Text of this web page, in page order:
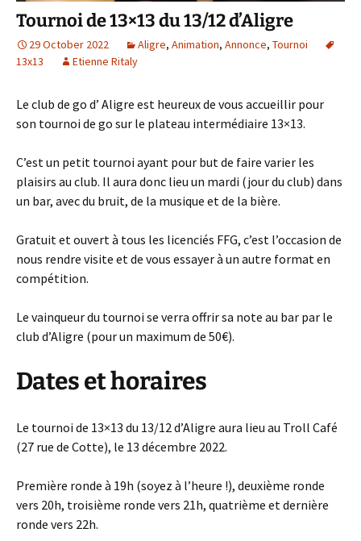
Tournoi de 13×13 du 13/12 d’Aligre
29 October 2022 Aligre, Animation, Annonce, Tournoi
13x13
Etienne Ritaly
Le club de go d’ Aligre est heureux de vous accueillir pour
son tournoi de go sur le plateau intermédiaire 13×13.
C’est un petit tournoi ayant pour but de faire varier les
plaisirs au club. Il aura donc lieu un mardi (jour du club) dans
un bar, avec du bruit, de la musique et de la bière.
Gratuit et ouvert à tous les licenciés FFG, c’est l’occasion de
nous rendre visite et de vous essayer à un autre format en
compétition.
Le vainqueur du tournoi se verra offrir sa note au bar par le
club d’Aligre (pour un maximum de 50€).
Dates et horaires
Le tournoi de 13×13 du 13/12 d’Aligre aura lieu au Troll Café
(27 rue de Cotte), le 13 décembre 2022.
Première ronde à 19h (soyez à l’heure !), deuxième ronde
vers 20h, troisième ronde vers 21h, quatrième et dernière
ronde vers 22h.